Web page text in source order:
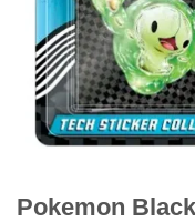
Pokemon